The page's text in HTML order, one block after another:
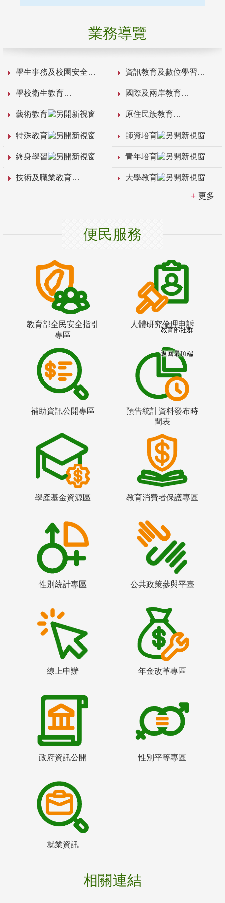
業務導覽
學生事務及校園安全 資訊教育及數位學習
學校衛生教育 國際及兩岸教育
藝術教育 原住民族教育
特殊教育 師資培育
終身學習 青年培育
技術及職業教育 大學教育
更多
便民服務
教育部全民安全指引
專區
人體研究倫理申訴
補助資訊公開專區
預告統計資料發布時
間表
學產基金資源區 教育消費者保護專區
性別統計專區 公共政策參與平臺
線上申辦 年金改革專區
政府資訊公開 性別平等專區
就業資訊
相關連結
教育部社群
返回最頂端